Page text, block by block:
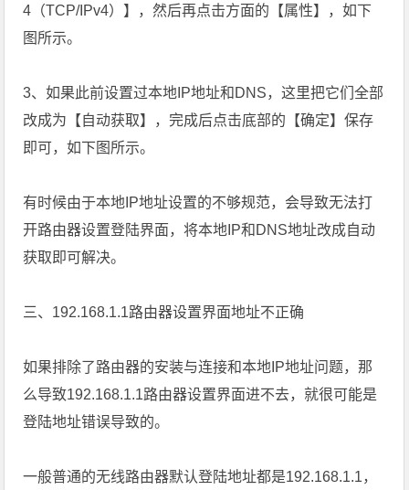
4（TCP/IPv4）】，然后再点击方面的【属性】，如下
图所示。
3、如果此前设置过本地IP地址和DNS，这里把它们全部
改成为【自动获取】，完成后点击底部的【确定】保存
即可，如下图所示。
有时候由于本地IP地址设置的不够规范，会导致无法打
开路由器设置登陆界面，将本地IP和DNS地址改成自动
获取即可解决。
三、192.168.1.1路由器设置界面地址不正确
如果排除了路由器的安装与连接和本地IP地址问题，那
么导致192.168.1.1路由器设置界面进不去，就很可能是
登陆地址错误导致的。
一般普通的无线路由器默认登陆地址都是192.168.1.1，